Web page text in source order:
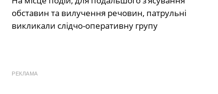
обставин та вилучення речовин, патрульні
викликали слідчо-оперативну групу
РЕКЛАМА